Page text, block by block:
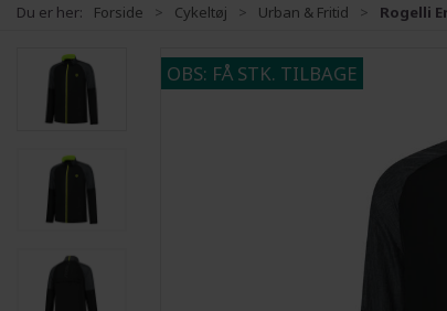
Du er her: Forside Cykeltøj Urban & Fritid Rogelli
OBS: FÅ STK. TILBAGE